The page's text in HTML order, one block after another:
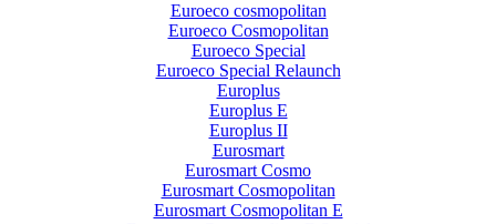
Euroeco cosmopolitan
Euroeco Cosmopolitan
Euroeco Special
Euroeco Special Relaunch
Europlus
Europlus E
Europlus II
Eurosmart
Eurosmart Cosmo
Eurosmart Cosmopolitan
Eurosmart Cosmopolitan E